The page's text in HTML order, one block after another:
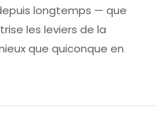
longtemps — que
les leviers de la
que quiconque en